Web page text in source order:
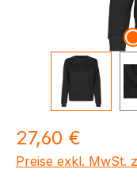
Regulärer Preis:
27,60 €
Preise exkl. MwSt.